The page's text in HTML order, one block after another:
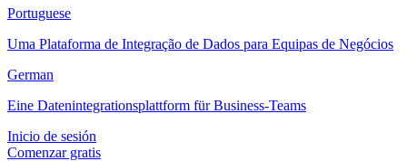
Portuguese
Uma Plataforma de Integração de Dados para Equipas de Negócios
German
Eine Datenintegrationsplattform für Business-Teams
Inicio de sesión
Comenzar gratis